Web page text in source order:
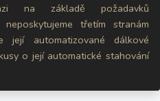
na základě požadavků
třetím stranám
její automatizované dálkové
o její automatické stahování